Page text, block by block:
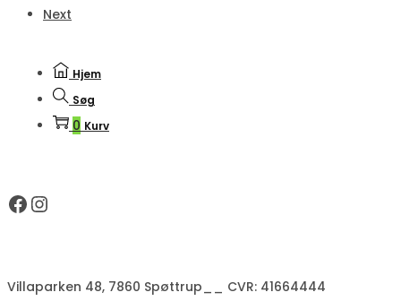
Next
Hjem
Søg
0 Kurv
Facebook Instagram
Villaparken 48, 7860 Spøttrup__ CVR: 41664444